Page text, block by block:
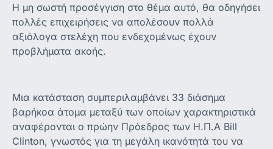
Η μη σωστή προσέγγιση στο θέμα αυτό, θα οδηγήσει
πολλές επιχειρήσεις να απολέσουν πολλά
αξιόλογα στελέχη που ενδεχομένως έχουν
προβλήματα ακοής.
Μια κατάσταση συμπεριλαμβάνει 33 διάσημα
βαρήκοα άτομα μεταξύ των οποίων χαρακτηριστικά
αναφέρονται ο πρώην Πρόεδρος των Η.Π.Α Bill
Clinton, γνωστός για τη μεγάλη ικανότητά του να